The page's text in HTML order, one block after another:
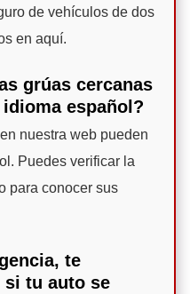
de vehículos de dos
en aquí.
grúas cercanas
español?
nuestra web pueden
Puedes verificar la
para conocer sus
te
si tu auto se